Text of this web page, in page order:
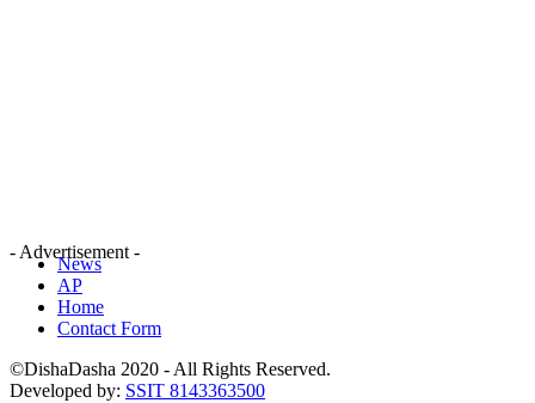
- Advertisement -
News
AP
Home
Contact Form
©DishaDasha 2020 - All Rights Reserved.
Developed by: SSIT 8143363500